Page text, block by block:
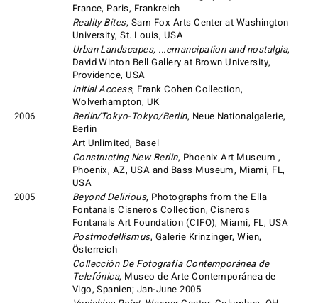
France, Paris, Frankreich
Reality Bites, Sam Fox Arts Center at Washington
University, St. Louis, USA
Urban Landscapes, ...emancipation and nostalgia,
David Winton Bell Gallery at Brown University,
Providence, USA
Initial Access, Frank Cohen Collection,
Wolverhampton, UK
2006
Berlin/Tokyo-Tokyo/Berlin, Neue Nationalgalerie,
Berlin
Art Unlimited, Basel
Constructing New Berlin, Phoenix Art Museum ,
Phoenix, AZ, USA and Bass Museum, Miami, FL,
USA
2005
Beyond Delirious, Photographs from the Ella
Fontanals Cisneros Collection, Cisneros
Fontanals Art Foundation (CIFO), Miami, FL, USA
Postmodellismus, Galerie Krinzinger, Wien,
Österreich
Collección De Fotografía Contemporánea de
Telefónica, Museo de Arte Contemporánea de
Vigo, Spanien; Jan-June 2005